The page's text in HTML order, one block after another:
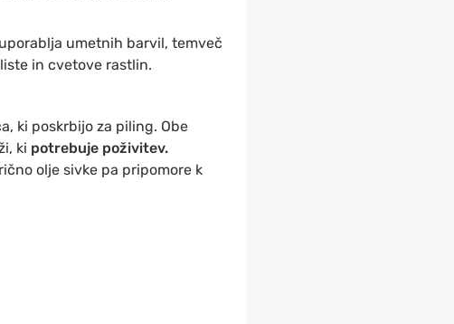
umetnih barvil, temveč
in cvetove rastlin.
ki poskrbijo za piling. Obe
ki potrebuje poživitev.
olje sivke pa pripomore k